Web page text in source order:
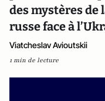
des mystères de
russe face à
Viatcheslav Avioutskii
1 min de lecture